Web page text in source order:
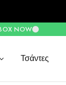
NOW
Τσάντες